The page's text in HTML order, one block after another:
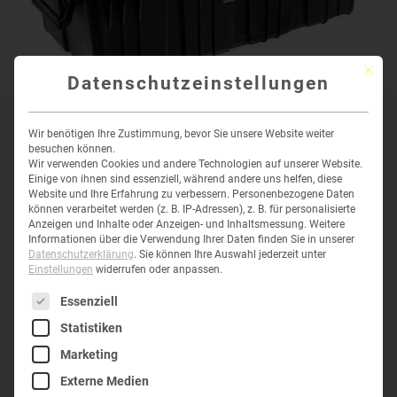
PELI™ 0550 TRANSPORT CASE
1.534,81€–2.028,04€ inkl.
MwSt
K-1450
Mit
Datenschutzeinstellungen
Wir benötigen Ihre Zustimmung, bevor Sie unsere Website weiter
besuchen können.
Wir verwenden Cookies und andere Technologien auf unserer Website.
Einige von ihnen sind essenziell, während andere uns helfen, diese
Website und Ihre Erfahrung zu verbessern. Personenbezogene Daten
können verarbeitet werden (z. B. IP-Adressen), z. B. für personalisierte
Anzeigen und Inhalte oder Anzeigen- und Inhaltsmessung. Weitere
Informationen über die Verwendung Ihrer Daten finden Sie in unserer
Datenschutzerklärung. Sie können Ihre Auswahl jederzeit unter
Einstellungen widerrufen oder anpassen.
Es folgt eine Liste der Service-Gruppen, für die eine
Essenziell
Statistiken
Marketing
Externe Medien